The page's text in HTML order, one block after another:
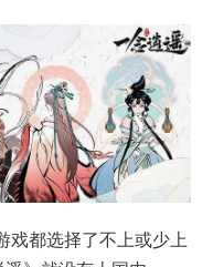
戏都选择了不上或少上